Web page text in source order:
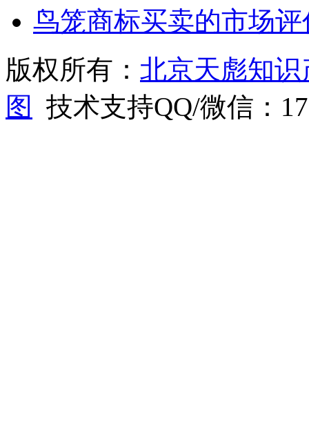
鸟笼商标买卖的市场
版权所有： 北京天彪知
图
技术支持QQ/微信：